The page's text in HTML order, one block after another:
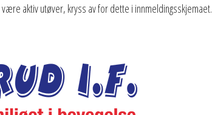
aktiv utøver, kryss av for dette i innmeldingsskjemaet.